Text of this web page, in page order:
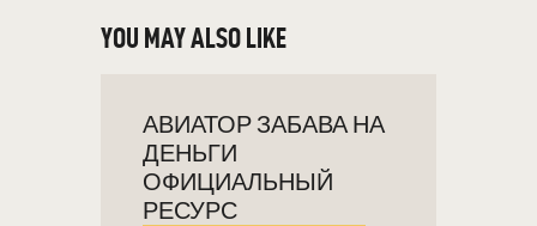
YOU MAY ALSO LIKE
АВИАТОР ЗАБАВА НА
ДЕНЬГИ
ОФИЦИАЛЬНЫЙ
РЕСУРС